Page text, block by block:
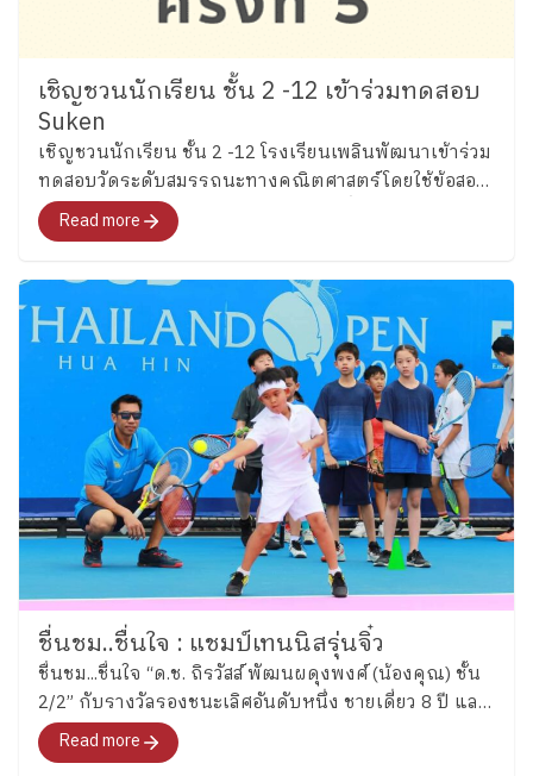
เชิญชวนนักเรียน ชั้น 2 -12 เข้าร่วมทดสอบ
Suken
เชิญชวนนักเรียน ชั้น 2 -12 โรงเรียนเพลินพัฒนาเข้าร่วม
ทดสอบวัดระดับสมรรถนะทางคณิตศาสตร์โดยใช้ข้อสอบ
Read more
ชื่นชม..ชื่นใจ : แชมป์เทนนิสรุ่นจิ๋ว
ชื่นชม...ชื่นใจ “ด.ช. ถิรวัสส์ พัฒนผดุงพงศ์ (น้องคุณ) ชั้น
2/2” กับรางวัลรองชนะเลิศอันดับหนึ่ง ชายเดี่ยว 8 ปี และ
ชนะเลิศ ชายคู่ 8 ปี ในรายการ Schools Tennis
Tournament 2020
Read more